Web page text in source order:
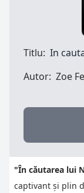
Titlu: In
Autor: Zoe
"În căutarea lui
captivant și plin